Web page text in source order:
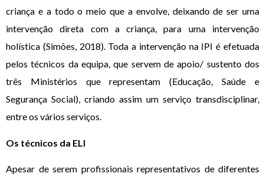
criança e a todo o meio que a envolve, deixando de ser uma
intervenção direta com a criança, para uma intervenção
holística (Simões, 2018). Toda a intervenção na IPI é efetuada
pelos técnicos da equipa, que servem de apoio/ sustento dos
três Ministérios que representam (Educação, Saúde e
Segurança Social), criando assim um serviço transdisciplinar,
entre os vários serviços.
Os técnicos da ELI
Apesar de serem profissionais representativos de diferentes